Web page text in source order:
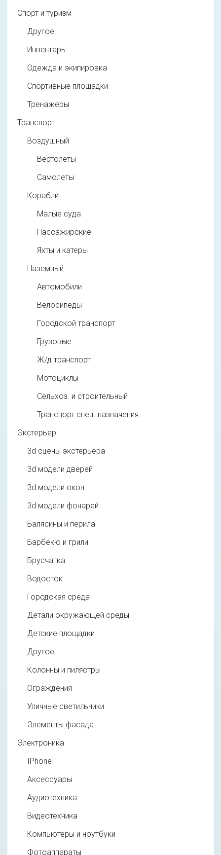
Спорт и туризм
Другое
Инвентарь
Одежда и экипировка
Спортивные площадки
Тренажеры
Транспорт
Воздушный
Вертолеты
Самолеты
Корабли
Малые суда
Пассажирские
Яхты и катеры
Наземный
Автомобили
Велосипеды
Городской транспорт
Грузовые
Ж/д транспорт
Мотоциклы
Сельхоз. и строительный
Транспорт спец. назначения
Экстерьер
3d cцены экстерьера
3d модели дверей
3d модели окон
3d модели фонарей
Балясины и перила
Барбекю и грили
Брусчатка
Водосток
Городская среда
Детали окружающей среды
Детские площадки
Другое
Колонны и пилястры
Ограждения
Уличные светильники
Элементы фасада
Электроника
IPhone
Аксессуары
Аудиотехника
Видеотехника
Компьютеры и ноутбуки
Фотоаппараты